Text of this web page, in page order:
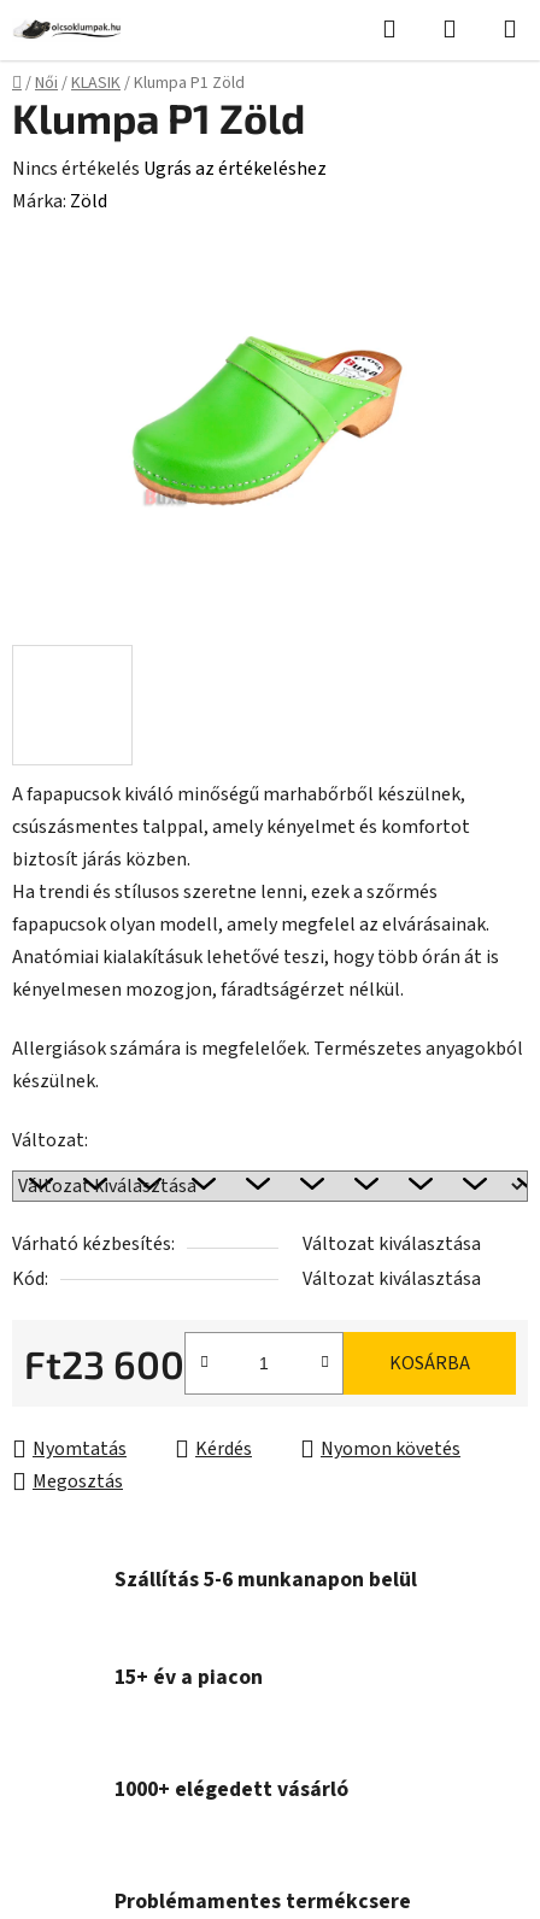
fő
tartalomhoz
Keresés KOSÁR
Kezdőlap
/Női/KLASIK/Klumpa P1 Zöld
A fapapucsok kiváló minőségű marhabőrből készülnek,
csúszásmentes talppal, amely kényelmet és komfortot
biztosít járás közben.
Ha trendi és stílusos szeretne lenni, ezek a szőrmés
fapapucsok olyan modell, amely megfelel az elvárásainak.
Anatómiai kialakításuk lehetővé teszi, hogy több órán át is
kényelmesen mozogjon, fáradtságérzet nélkül.
Allergiások számára is megfelelőek. Természetes anyagokból
készülnek.
Változat:
Várható kézbesítés:
Változat kiválasztása
Kód:
Változat kiválasztása
Ft23 600 KOSÁRBA
Nyomtatás Kérdés
Nyomon követés
Megosztás
Klumpa P1 Zöld
A
termék
Nincs értékelés Ugrás az értékeléshez
Márka: Zöld
Szállítás 5-6 munkanapon belül
15+ év a piacon
1000+ elégedett vásárló
Problémamentes termékcsere